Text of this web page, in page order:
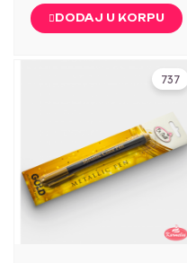
DODAJ U KORPU
737